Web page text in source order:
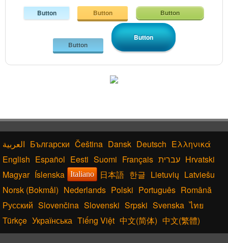
Button Button Button
Button
Button
Български Čeština Dansk Deutsch Ελληνικά
English Español Eesti Suomi Français עברית Hrvatski
Magyar Íslenska Italiano 日本語 한글 Lietuvių Latviešu
Norsk (Bokmål) Nederlands Polski Português Română
Русский Slovenčina Slovenski Srpski Svenska ไทย
Türkçe Українська Tiếng Việt 中文(简体) 中文(繁體)